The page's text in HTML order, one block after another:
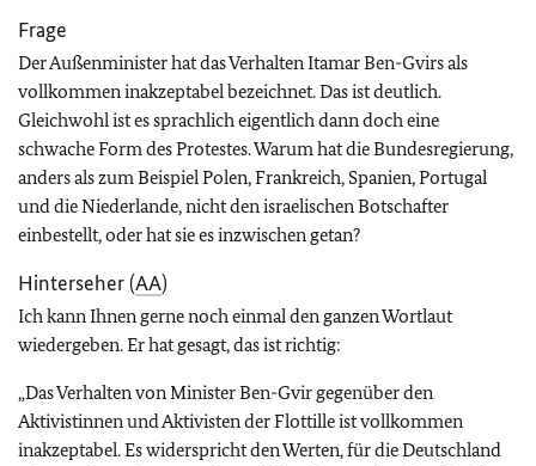
Frage
Der Außenminister hat das Verhalten Itamar Ben-Gvirs als
vollkommen inakzeptabel bezeichnet. Das ist deutlich.
Gleichwohl ist es sprachlich eigentlich dann doch eine
schwache Form des Protestes. Warum hat die Bundesregierung,
anders als zum Beispiel Polen, Frankreich, Spanien, Portugal
und die Niederlande, nicht den israelischen Botschafter
einbestellt, oder hat sie es inzwischen getan?
Hinterseher (AA)
Ich kann Ihnen gerne noch einmal den ganzen Wortlaut
wiedergeben. Er hat gesagt, das ist richtig:
„Das Verhalten von Minister Ben-Gvir gegenüber den
Aktivistinnen und Aktivisten der Flottille ist vollkommen
inakzeptabel. Es widerspricht den Werten, für die Deutschland